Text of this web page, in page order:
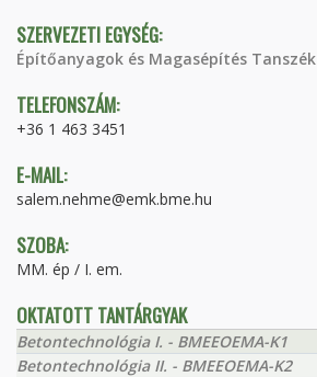
SZERVEZETI EGYSÉG:
Építőanyagok és Magasépítés Tanszék
TELEFONSZÁM:
+36 1 463 3451
E-MAIL:
salem.nehme@emk.bme.hu
SZOBA:
MM. ép / I. em.
OKTATOTT TANTÁRGYAK
Betontechnológia I. - BMEEOEMA-K1
Betontechnológia II. - BMEEOEMA-K2